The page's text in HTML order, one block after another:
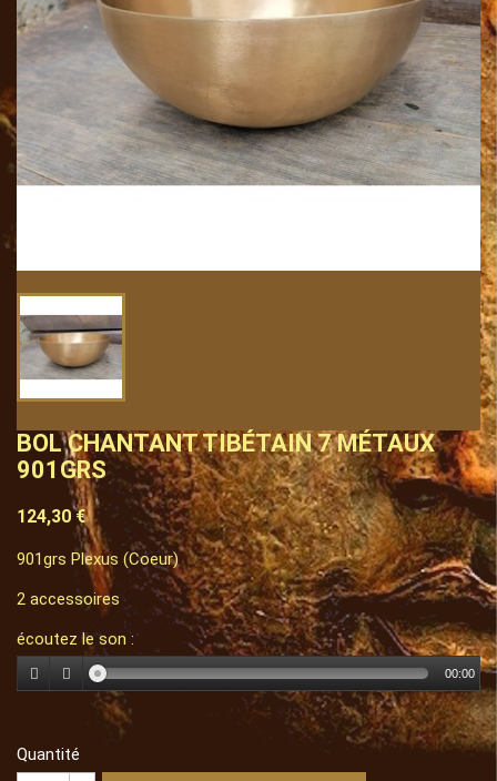
BOL CHANTANT TIBÉTAIN 7 MÉTAUX
901GRS
124,30 €
901grs Plexus (Coeur)
2 accessoires
écoutez le son :
00:00
Quantité